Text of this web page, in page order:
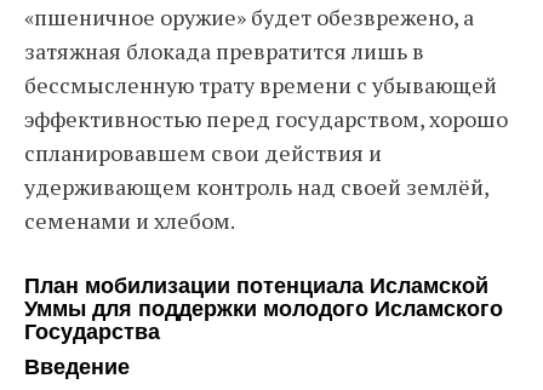
«пшеничное оружие» будет обезврежено, а
затяжная блокада превратится лишь в
бессмысленную трату времени с убывающей
эффективностью перед государством, хорошо
спланировавшем свои действия и
удерживающем контроль над своей землёй,
семенами и хлебом.
План мобилизации потенциала Исламской
Уммы для поддержки молодого Исламского
Государства
Введение